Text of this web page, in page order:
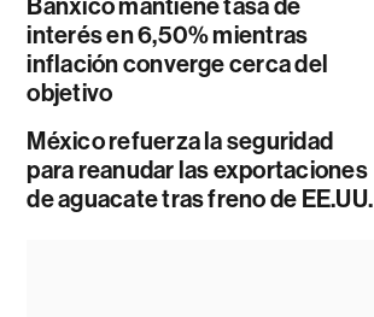
Banxico mantiene tasa de
interés en 6,50% mientras
inflación converge cerca del
objetivo
México refuerza la seguridad
para reanudar las exportaciones
de aguacate tras freno de EE.UU.